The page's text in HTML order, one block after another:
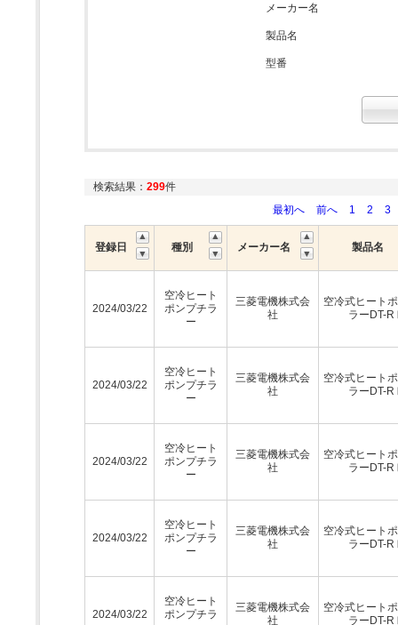
メーカー名
製品名
型番
検索結果： 299件
最初へ
前へ 1 2 3
登録日 種別 メーカー名 製品名
2024/03/22
空冷ヒート
ポンプチラ
ー
三菱電機株式会
社
空冷式ヒート
ラーDT-
2024/03/22
空冷ヒート
ポンプチラ
ー
三菱電機株式会
社
空冷式ヒート
ラーDT-
2024/03/22
空冷ヒート
ポンプチラ
ー
三菱電機株式会
社
空冷式ヒート
ラーDT-
2024/03/22
空冷ヒート
ポンプチラ
ー
三菱電機株式会
社
空冷式ヒート
ラーDT-
2024/03/22
空冷ヒート
ポンプチラ
三菱電機株式会
社
空冷式ヒート
ラーDT-